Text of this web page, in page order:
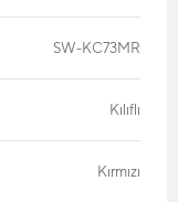
SW-KC73MR
Kılıflı
Kırmızı